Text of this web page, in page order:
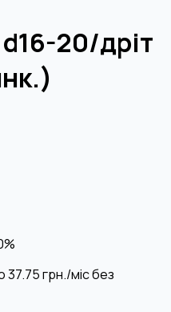
20/дріт
37.75грн./міс без